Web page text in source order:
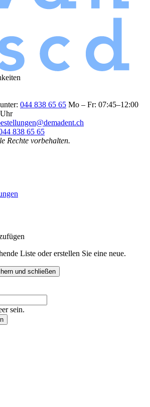
044 838 65 65 Mo – Fr: 07:45–12:00
838 65 65
Rechte vorbehalten.
Liste oder erstellen Sie eine neue.
und schließen
sein.